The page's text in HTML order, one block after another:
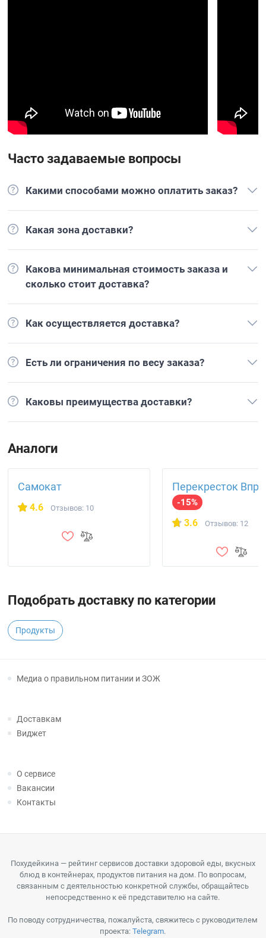
Часто задаваемые вопросы
Какими способами можно оплатить заказ?
Какая зона доставки?
Какова минимальная стоимость заказа и
сколько стоит доставка?
Как осуществляется доставка?
Есть ли ограничения по весу заказа?
Каковы преимущества доставки?
Аналоги
Самокат
4.6 Отзывов: 10
Перекресток
-15%
3.6 Отзывов: 12
Подобрать доставку по категории
Продукты
Медиа о правильном питании и ЗОЖ
Доставкам
Виджет
О сервисе
Вакансии
Контакты
Похудейкина — рейтинг сервисов доставки здоровой еды, вкусных
блюд в контейнерах, продуктов питания на дом. По вопросам,
связанным с деятельностью конкретной службы, обращайтесь
непосредственно к её представителю на сайте.
По поводу сотрудничества, пожалуйста, свяжитесь с руководителем
проекта:Telegram.